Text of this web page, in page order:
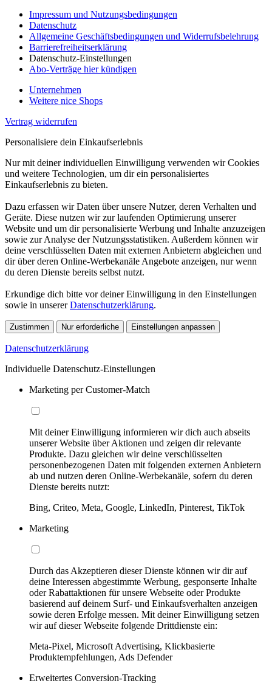
Impressum und Nutzungsbedingungen
Datenschutz
Allgemeine Geschäftsbedingungen und Widerrufsbelehrung
Barrierefreiheitserklärung
Datenschutz-Einstellungen
Abo-Verträge hier kündigen
Unternehmen
Weitere nice Shops
Vertrag widerrufen
Personalisiere dein Einkaufserlebnis
Nur mit deiner individuellen Einwilligung verwenden wir Cookies
und weitere Technologien, um dir ein personalisiertes
Einkaufserlebnis zu bieten.
Dazu erfassen wir Daten über unsere Nutzer, deren Verhalten und
Geräte. Diese nutzen wir zur laufenden Optimierung unserer
Website und um dir personalisierte Werbung und Inhalte anzuzeigen
sowie zur Analyse der Nutzungsstatistiken. Außerdem können wir
deine verschlüsselten Daten mit externen Anbietern abgleichen und
dir über deren Online-Werbekanäle Angebote anzeigen, nur wenn
du deren Dienste bereits selbst nutzt.
Erkundige dich bitte vor deiner Einwilligung in den Einstellungen
sowie in unsererDatenschutzerklärung.
Zustimmen Nur erforderliche Einstellungen anpassen
Datenschutzerklärung
Individuelle Datenschutz-Einstellungen
Marketing per Customer-Match
Mit deiner Einwilligung informieren wir dich auch abseits
unserer Website über Aktionen und zeigen dir relevante
Produkte. Dazu gleichen wir deine verschlüsselten
personenbezogenen Daten mit folgenden externen Anbietern
ab und nutzen deren Online-Werbekanäle, sofern du deren
Dienste bereits nutzt:
Bing, Criteo, Meta, Google, LinkedIn, Pinterest, TikTok
Marketing
Durch das Akzeptieren dieser Dienste können wir dir auf
deine Interessen abgestimmte Werbung, gesponserte Inhalte
oder Rabattaktionen für unsere Webseite oder Produkte
basierend auf deinem Surf- und Einkaufsverhalten anzeigen
sowie deren Erfolge messen. Mit deiner Einwilligung setzen
wir auf dieser Webseite folgende Drittdienste ein:
Meta-Pixel, Microsoft Advertising, Klickbasierte
Produktempfehlungen, Ads Defender
Erweitertes Conversion-Tracking